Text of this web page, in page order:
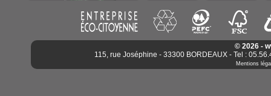
© 2026 -
115, rue Joséphine - 33300 BORDEAUX - Tel :
Mentions